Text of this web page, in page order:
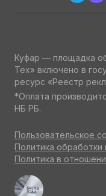
Куфар — площадка
Тех» включено в
ресурс «Реестр
*Оплата
НБ РБ.
Пользовательское
Политика
Политика в